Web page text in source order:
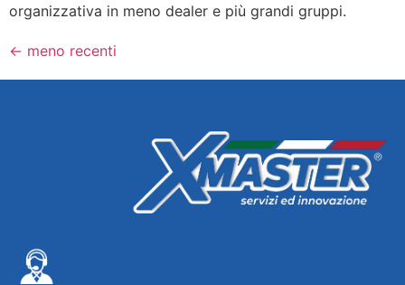
organizzativa in meno dealer e più grandi gruppi.
← meno recenti